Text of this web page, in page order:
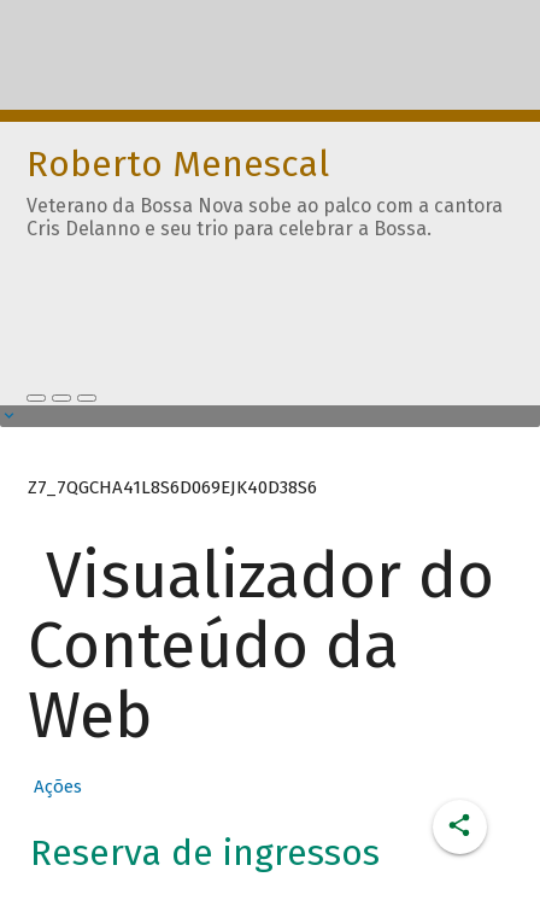
Roberto Menescal
Veterano da Bossa Nova sobe ao palco com a cantora
Cris Delanno e seu trio para celebrar a Bossa.
Z7_7QGCHA41L8S6D069EJK40D38S6
Visualizador do
Conteúdo da
Web
Ações
Reserva de ingressos